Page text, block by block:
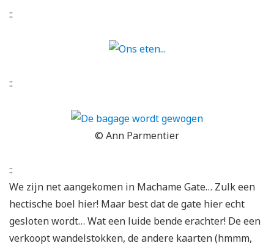
::
::
© Ann Parmentier
::
We zijn net aangekomen in Machame Gate… Zulk een
hectische boel hier! Maar best dat de gate hier echt
gesloten wordt… Wat een luide bende erachter! De een
verkoopt wandelstokken, de andere kaarten (hmmm,